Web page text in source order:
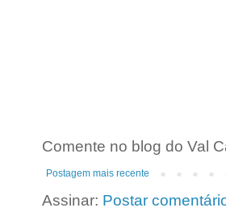
Comente no blog do Val
Postagem mais recente
Assinar: Postar